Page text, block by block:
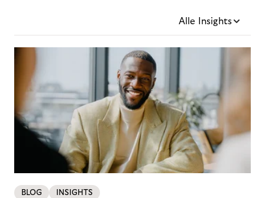
Alle Insights
BLOG INSIGHTS